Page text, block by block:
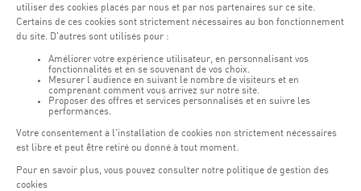
Lundi - vendredi : 06h30 - 22h00
Weekend : 07h30 - 19h00
Pensez à vous informer des horaires d'ouverture de chaque activité.
Accès :
COQUE • 2 rue Léon Hengen, Luxembourg (L-1745)
Transport en commun: Arrêt Tram "Coque"
Parkings